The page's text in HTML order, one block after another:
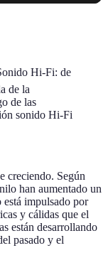
Hi-Fi: de
de la
de las
sonido Hi-Fi
creciendo. Según
han aumentado un
está impulsado por
y cálidas que el
están desarrollando
pasado y el